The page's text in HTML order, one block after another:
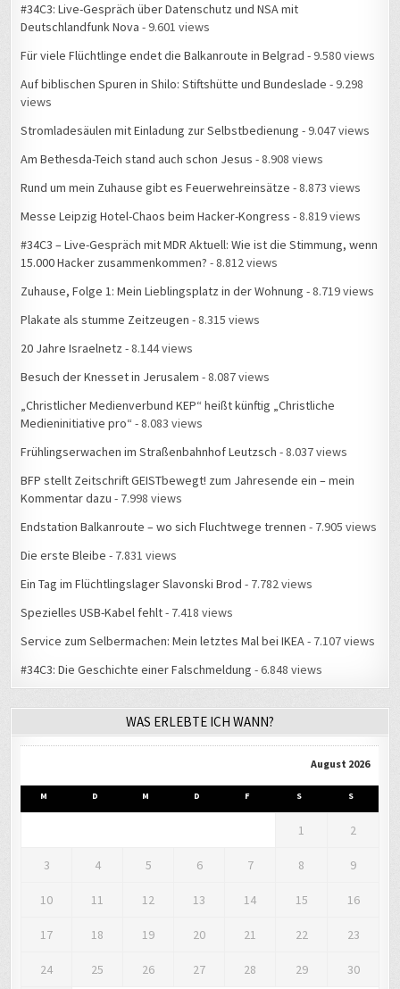
#34C3: Live-Gespräch über Datenschutz und NSA mit
Deutschlandfunk Nova - 9.601 views
Für viele Flüchtlinge endet die Balkanroute in Belgrad - 9.580 views
Auf biblischen Spuren in Shilo: Stiftshütte und Bundeslade - 9.298
views
Stromladesäulen mit Einladung zur Selbstbedienung - 9.047 views
Am Bethesda-Teich stand auch schon Jesus - 8.908 views
Rund um mein Zuhause gibt es Feuerwehreinsätze - 8.873 views
Messe Leipzig Hotel-Chaos beim Hacker-Kongress - 8.819 views
#34C3 – Live-Gespräch mit MDR Aktuell: Wie ist die Stimmung, wenn
15.000 Hacker zusammenkommen? - 8.812 views
Zuhause, Folge 1: Mein Lieblingsplatz in der Wohnung - 8.719 views
Plakate als stumme Zeitzeugen - 8.315 views
20 Jahre Israelnetz - 8.144 views
Besuch der Knesset in Jerusalem - 8.087 views
„Christlicher Medienverbund KEP“ heißt künftig „Christliche
Medieninitiative pro“ - 8.083 views
Frühlingserwachen im Straßenbahnhof Leutzsch - 8.037 views
BFP stellt Zeitschrift GEISTbewegt! zum Jahresende ein – mein
Kommentar dazu - 7.998 views
Endstation Balkanroute – wo sich Fluchtwege trennen - 7.905 views
Die erste Bleibe - 7.831 views
Ein Tag im Flüchtlingslager Slavonski Brod - 7.782 views
Spezielles USB-Kabel fehlt- 7.418 views
Service zum Selbermachen: Mein letztes Mal bei IKEA- 7.107 views
#34C3: Die Geschichte einer Falschmeldung - 6.848 views
WAS ERLEBTE ICH WANN?
August 2026
M D M D F S S
1 2
3 4 5 6 7 8 9
10 11 12 13 14 15 16
17 18 19 20 21 22 23
24 25 26 27 28 29 30